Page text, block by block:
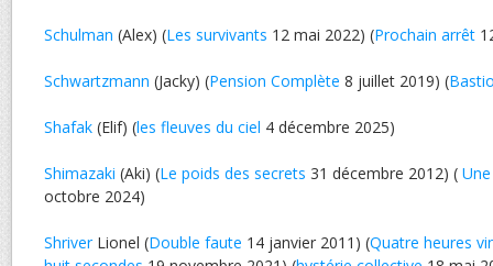
Schulman (Alex) (Les survivants 12 mai 2022) (Prochain arrêt
Schwartzmann (Jacky) (Pension Complète 8 juillet 2019) (
Shafak (Elif) (les fleuves du ciel 4 décembre 2025)
Shimazaki (Aki) (Le poids des secrets 31 décembre 2012) (
octobre 2024)
ShriverLionel (Double faute 14 janvier 2011) (Quatre heures